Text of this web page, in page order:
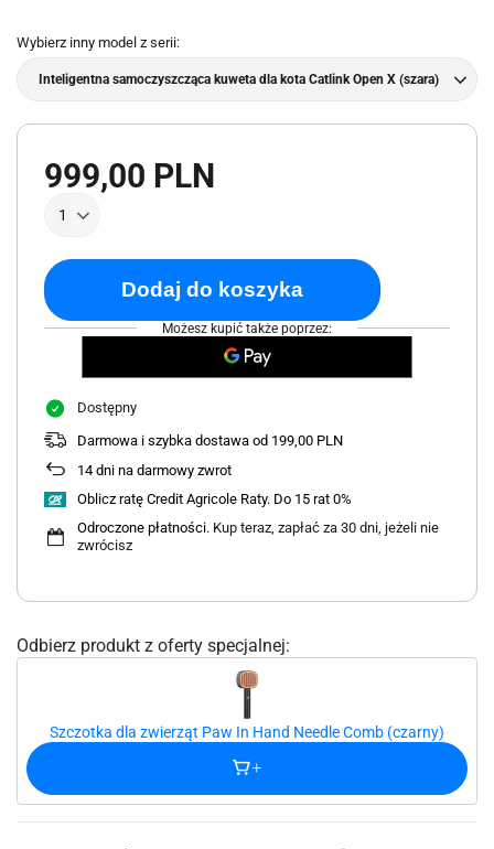
Wybierz inny model z serii
Inteligentna samoczyszcząca kuweta dla kota Catlink Open X (szara)
999,00 PLN
Dodaj do koszyka
Możesz kupić także poprzez:
Dostępny
Darmowa i szybka dostawa od 199,00 PLN
14 dni na darmowy zwrot
Oblicz ratę Credit Agricole Raty.
Odroczone płatności. Kup teraz, zapłać za 30 dni, jeżeli nie
zwrócisz
Odbierz produkt z oferty specjalnej:
Szczotka dla zwierząt Paw In Hand Needle Comb (czarny)